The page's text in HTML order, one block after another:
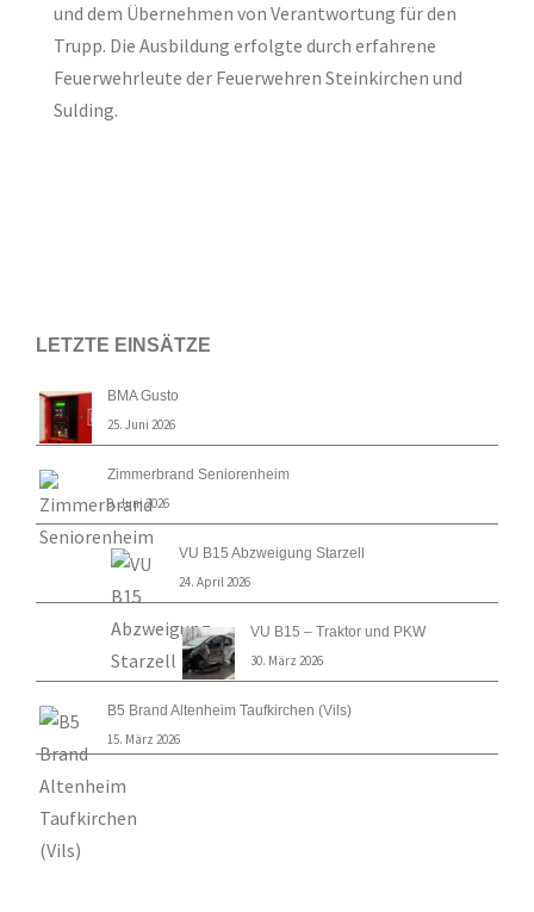
und dem Übernehmen von Verantwortung für den
Trupp. Die Ausbildung erfolgte durch erfahrene
Feuerwehrleute der Feuerwehren Steinkirchen und
Sulding.
LETZTE EINSÄTZE
BMA Gusto
25. Juni 2026
Zimmerbrand Seniorenheim
9. Juni 2026
VU B15 Abzweigung Starzell
24. April 2026
VU B15 – Traktor und PKW
30. März 2026
B5 Brand Altenheim Taufkirchen (Vils)
15. März 2026